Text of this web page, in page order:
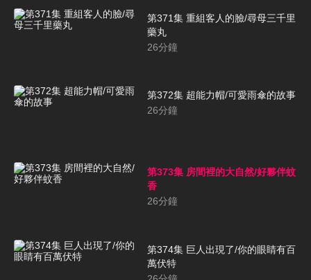
第371集 重組客人的臉/尋母三千里
藥丸
26分鐘
第372集 超能力帽/可愛雨傘的故事
26分鐘
第373集 房間裡的大自然/好夥伴蚊
香
26分鐘
第374集 巨人出現了/你的眼睛有百
萬伏特